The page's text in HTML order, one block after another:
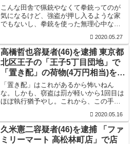
は拳銃が2丁
こんな田舎で猟銃やなくて拳銃ってのが
気になるけど、強盗が押し入るような家
でもないし、拳銃を使った無理心中なん
出てるし、そっち方面の気がするけど、
それでも拳銃を使った無理心中やとした
ら日本ではかなり珍しいな...
2020.05.27
高橋哲也容疑者(46)を逮捕 東京都
北区王子の「王子5丁目団地」で
「置き配」の荷物(4万円相当)を盗
む
「置き配」はこれがあるから怖いねん
な。しかも、窃盗は罰が軽いから1回目は
ほぼ執行猶予やし。これから、この手の
2020.05.16
久米憲二容疑者(46)を逮捕 「ファ
ミリーマート 高松林町店」で店